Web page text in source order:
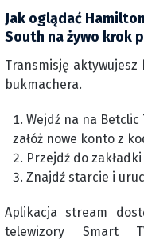
Jak oglądać
South na żywo krok
Transmisję aktywujesz
bukmachera.
Wejdź na na Betclic
załóż nowe konto z
Przejdź do zakładki
Znajdź starcie i
Aplikacja stream
telewizory Smart